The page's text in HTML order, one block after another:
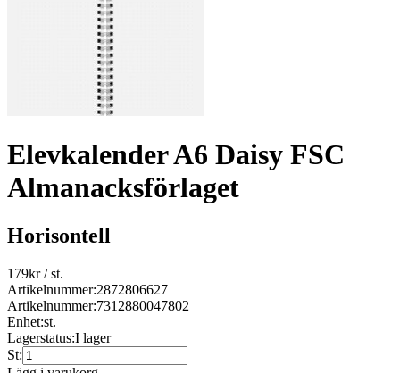
Elevkalender A6 Daisy FSC
Almanacksförlaget
Horisontell
179kr/ st.
Artikelnummer:2872806627
Artikelnummer:7312880047802
Enhet:st.
Lagerstatus:I lager
St: